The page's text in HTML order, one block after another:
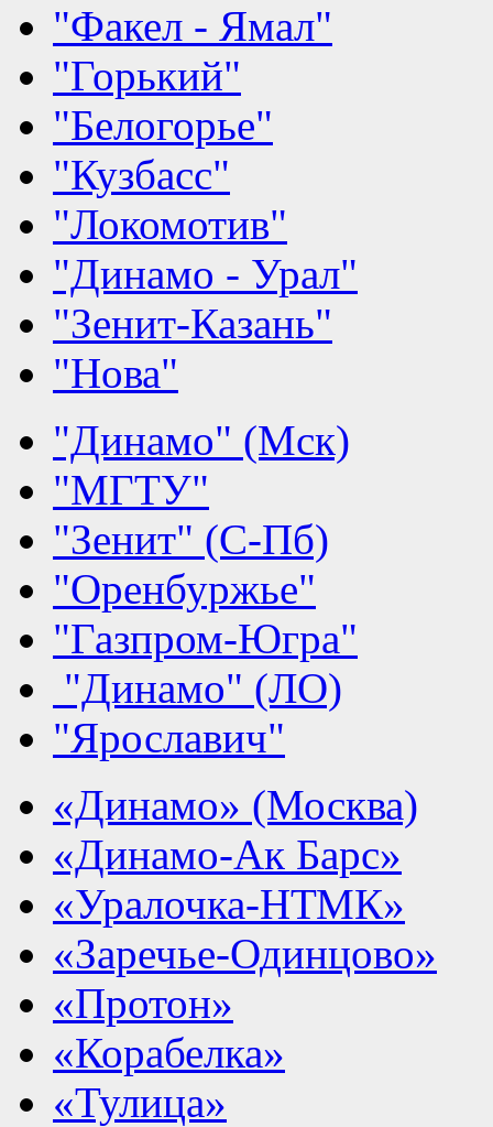
"Факел - Ямал"
"Горький"
"Белогорье"
"Кузбасс"
"Локомотив"
"Динамо - Урал"
"Зенит-Казань"
"Нова"
"Динамо" (Мск)
"МГТУ"
"Зенит" (С-Пб)
"Оренбуржье"
"Газпром-Югра"
"Динамо" (ЛО)
"Ярославич"
«Динамо» (Москва)
«Динамо-Ак Барс»
«Уралочка-НТМК»
«Заречье-Одинцово»
«Протон»
«Корабелка»
«Тулица»